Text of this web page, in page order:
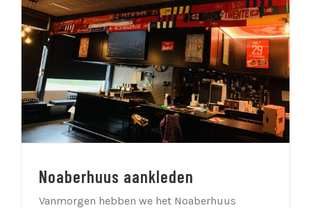
Noaberhuus aankleden
Vanmorgen hebben we het Noaberhuus